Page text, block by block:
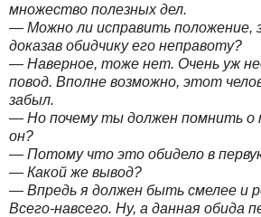
множество полезных дел.
— Можно ли исправить положение,
доказав обидчику его неправоту?
— Наверное, тоже нет. Очень уж
повод. Вполне возможно, этот
забыл.
— Но почему ты должен помнить о
он?
— Потому что это обидело в
— Какой же вывод?
— Впредь я должен быть смелее и
Всего-навсего. Ну, а данная обида